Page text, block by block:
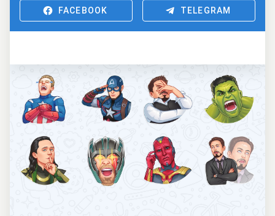
FACEBOOK TELEGRAM